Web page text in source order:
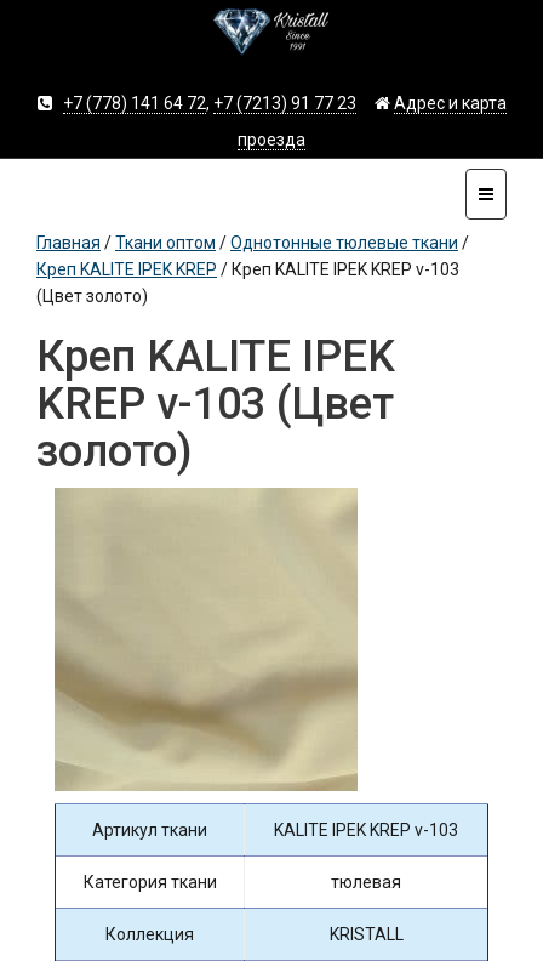
+7 (778) 141 64 72, +7 (7213) 91 77 23
Адрес и карта
проезда
Главная /Ткани оптом /Однотонные тюлевые ткани /
Креп KALITE IPEK KREP / Креп KALITE IPEK KREP v-103
(Цвет золото)
Креп KALITE IPEK
KREP v-103 (Цвет
золото)
Артикул ткани KALITE IPEK KREP v-103
Категория ткани тюлевая
Коллекция KRISTALL